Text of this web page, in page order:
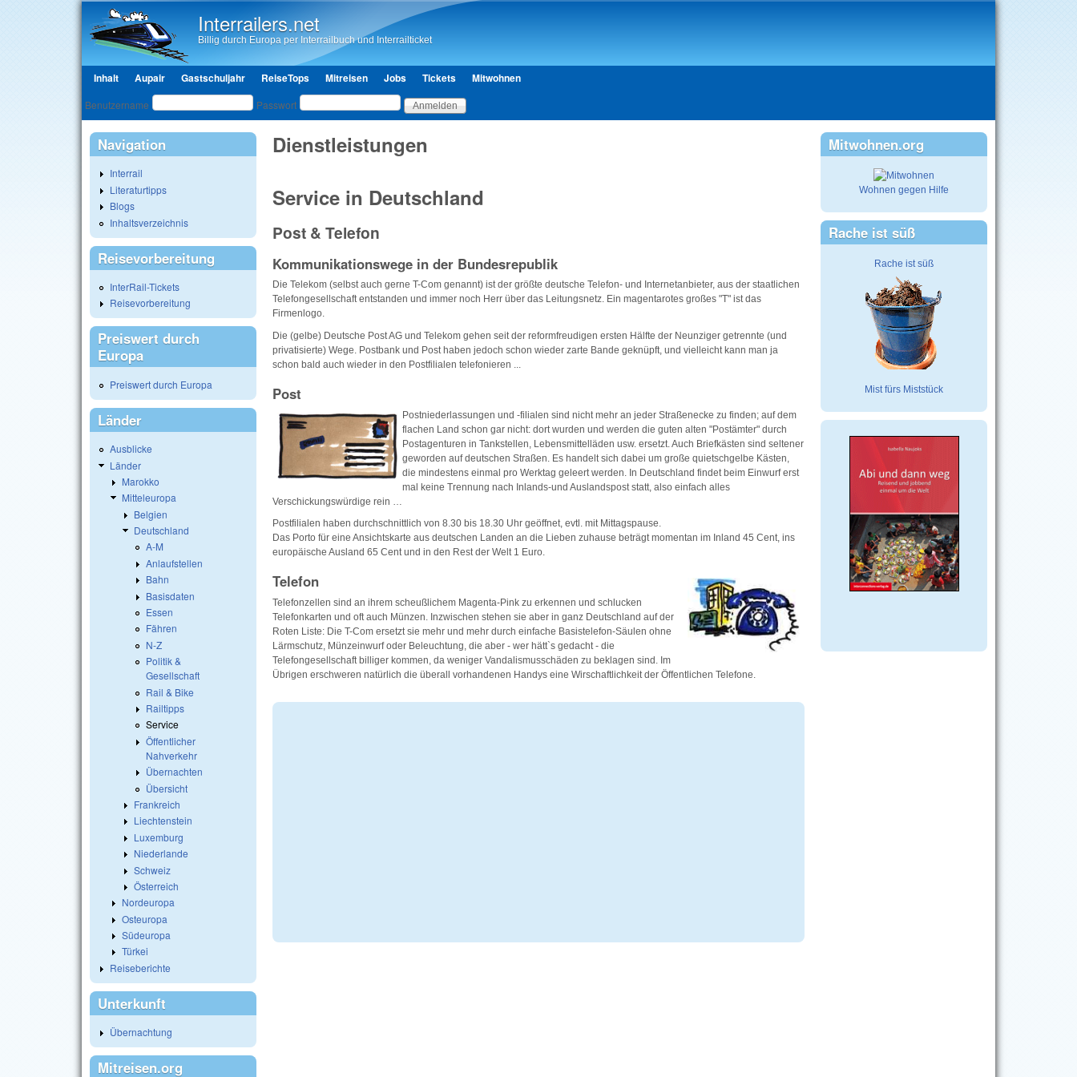
Interrailers.net
Billig durch Europa per Interrailbuch und Interrailticket
Hauptmenü
Inhalt Aupair Gastschuljahr ReiseTops Mitreisen Jobs Tickets Mitwohnen
Benutzeranmeldung
Benutzername Passwort
Dienstleistungen
Service in Deutschland
Post & Telefon
Kommunikationswege in der Bundesrepublik
Die Telekom (selbst auch gerne T-Com genannt) ist der größte deutsche Telefon- und Internetanbieter, aus der staatlichen
Telefongesellschaft entstanden und immer noch Herr über das Leitungsnetz. Ein magentarotes großes "T" ist das
Firmenlogo.
Die (gelbe) Deutsche Post AG und Telekom gehen seit der reformfreudigen ersten Hälfte der Neunziger getrennte (und
privatisierte) Wege. Postbank und Post haben jedoch schon wieder zarte Bande geknüpft, und vielleicht kann man ja
schon bald auch wieder in den Postfilialen telefonieren ...
Post
Postniederlassungen und -filialen sind nicht mehr an jeder Straßenecke zu finden; auf dem
flachen Land schon gar nicht: dort wurden und werden die guten alten "Postämter" durch
Postagenturen in Tankstellen, Lebensmittelläden usw. ersetzt. Auch Briefkästen sind seltener
geworden auf deutschen Straßen. Es handelt sich dabei um große quietschgelbe Kästen,
die mindestens einmal pro Werktag geleert werden. In Deutschland findet beim Einwurf erst
mal keine Trennung nach Inlands-und Auslandspost statt, also einfach alles
Verschickungswürdige rein …
Postfilialen haben durchschnittlich von 8.30 bis 18.30 Uhr geöffnet, evtl. mit Mittagspause.
Das Porto für eine Ansichtskarte aus deutschen Landen an die Lieben zuhause beträgt momentan im Inland 45 Cent, ins
europäische Ausland 65 Cent und in den Rest der Welt 1 Euro.
Telefon
Telefonzellen sind an ihrem scheußlichem Magenta-Pink zu erkennen und schlucken
Telefonkarten und oft auch Münzen. Inzwischen stehen sie aber in ganz Deutschland auf der
Roten Liste: Die T-Com ersetzt sie mehr und mehr durch einfache Basistelefon-Säulen ohne
Lärmschutz, Münzeinwurf oder Beleuchtung, die aber - wer hätt`s gedacht - die
Telefongesellschaft billiger kommen, da weniger Vandalismusschäden zu beklagen sind. Im
Übrigen erschweren natürlich die überall vorhandenen Handys eine Wirschaftlichkeit der Öffentlichen Telefone.
Navigation
Interrail
Literaturtipps
Blogs
Inhaltsverzeichnis
Reisevorbereitung
InterRail-Tickets
Reisevorbereitung
Preiswert durch
Europa
Preiswert durch Europa
Länder
Ausblicke
Länder
Marokko
Mitteleuropa
Belgien
Deutschland
A-M
Anlaufstellen
Bahn
Basisdaten
Essen
Fähren
N-Z
Politik &
Gesellschaft
Rail & Bike
Railtipps
Service
Öffentlicher
Nahverkehr
Übernachten
Übersicht
Frankreich
Liechtenstein
Luxemburg
Niederlande
Schweiz
Österreich
Nordeuropa
Osteuropa
Südeuropa
Türkei
Reiseberichte
Unterkunft
Übernachtung
Mitreisen.org
Mitwohnen.org
Wohnen gegen Hilfe
Rache ist süß
Rache ist süß
Mist fürs Miststück